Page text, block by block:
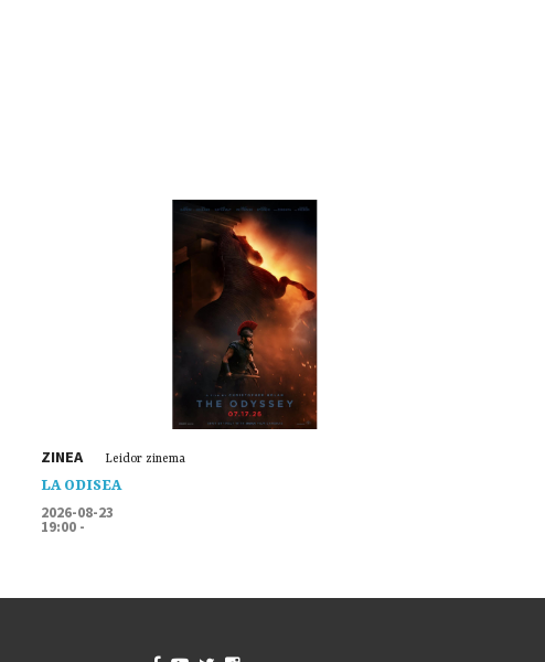
ZINEA Leidor zinema
LA ODISEA
2026-08-23
19:00 -